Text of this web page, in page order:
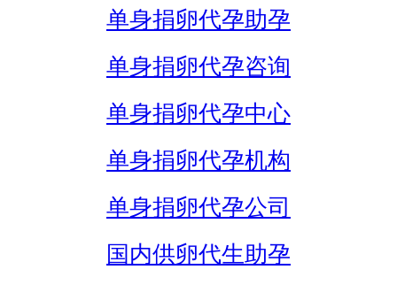
单身捐卵代孕助孕
单身捐卵代孕咨询
单身捐卵代孕中心
单身捐卵代孕机构
单身捐卵代孕公司
国内供卵代生助孕